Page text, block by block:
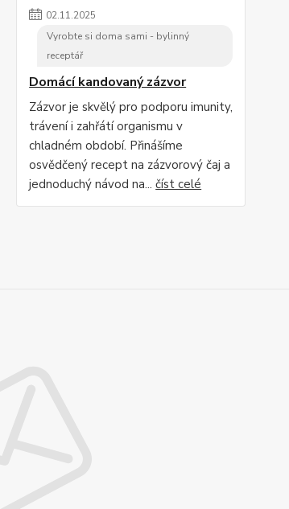
02.11.2025
Vyrobte si doma sami - bylinný
receptář
Domácí kandovaný zázvor
Zázvor je skvělý pro podporu imunity,
trávení i zahřátí organismu v
chladném období. Přinášíme
osvědčený recept na zázvorový čaj a
jednoduchý návod na...číst celé